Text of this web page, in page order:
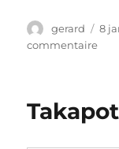
Auteur
gerard 8
commentairesur